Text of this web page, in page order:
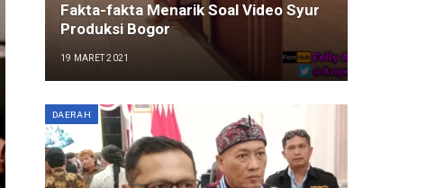
Fakta-fakta Menarik Soal Video Syur
Produksi Bogor
19 MARET 2021
DAERAH